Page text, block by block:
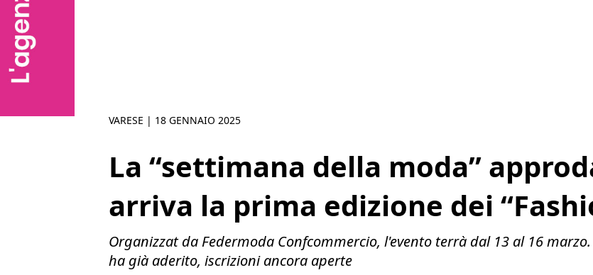
VARESE | 18 GENNAIO 2025
La “settimana della moda”
arriva la prima edizione dei
Organizzat da Federmoda Confcommercio, l'evento terrà dal 13 al 16
ha già aderito, iscrizioni ancora aperte